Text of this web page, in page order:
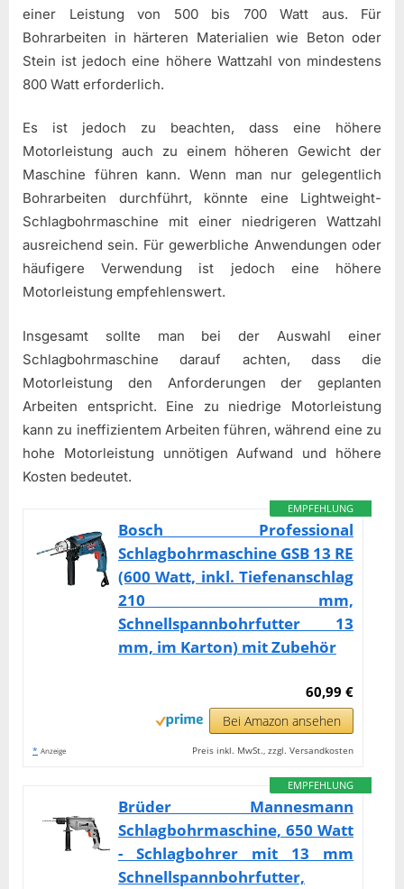
einer Leistung von 500 bis 700 Watt aus. Für
Bohrarbeiten in härteren Materialien wie Beton oder
Stein ist jedoch eine höhere Wattzahl von mindestens
800 Watt erforderlich.
Es ist jedoch zu beachten, dass eine höhere
Motorleistung auch zu einem höheren Gewicht der
Maschine führen kann. Wenn man nur gelegentlich
Bohrarbeiten durchführt, könnte eine Lightweight-
Schlagbohrmaschine mit einer niedrigeren Wattzahl
ausreichend sein. Für gewerbliche Anwendungen oder
häufigere Verwendung ist jedoch eine höhere
Motorleistung empfehlenswert.
Insgesamt sollte man bei der Auswahl einer
Schlagbohrmaschine darauf achten, dass die
Motorleistung den Anforderungen der geplanten
Arbeiten entspricht. Eine zu niedrige Motorleistung
kann zu ineffizientem Arbeiten führen, während eine zu
hohe Motorleistung unnötigen Aufwand und höhere
Kosten bedeutet.
EMPFEHLUNG
Bosch Professional
Schlagbohrmaschine GSB 13 RE
(600 Watt, inkl. Tiefenanschlag
210 mm,
Schnellspannbohrfutter 13
mm, im Karton) mit Zubehör
60,99 €
Bei Amazon ansehen
* Anzeige Preis inkl. MwSt., zzgl. Versandkosten
EMPFEHLUNG
Brüder Mannesmann
Schlagbohrmaschine, 650 Watt
- Schlagbohrer mit 13 mm
Schnellspannbohrfutter,